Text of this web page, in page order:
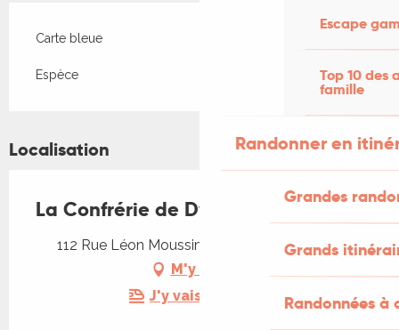
Escape
Top 10 des
famille
Randonner en
Grandes
Grands
Randonnées
Carte bleue
Espèce
Localisation
La Confrérie de Dyonisos
112 Rue Léon Moussinac, 46400 Saint-Céré
M'y rendre
J'y vais en train !